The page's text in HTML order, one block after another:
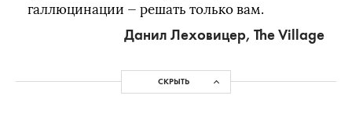
галлюцинации — решать только вам.
Данил Леховицер, The Village
СКРЫТЬ